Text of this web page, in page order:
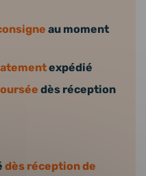
au moment
expédié
dès réception
dès réception de